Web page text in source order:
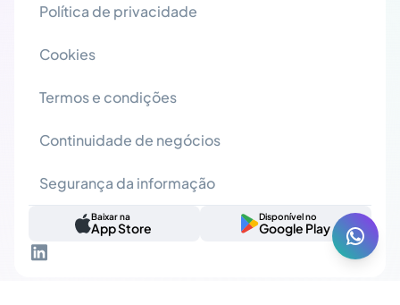
Política de privacidade
Cookies
Termos e condições
Continuidade de negócios
Segurança da informação
Baixar na
App Store
Disponível no
Google Play